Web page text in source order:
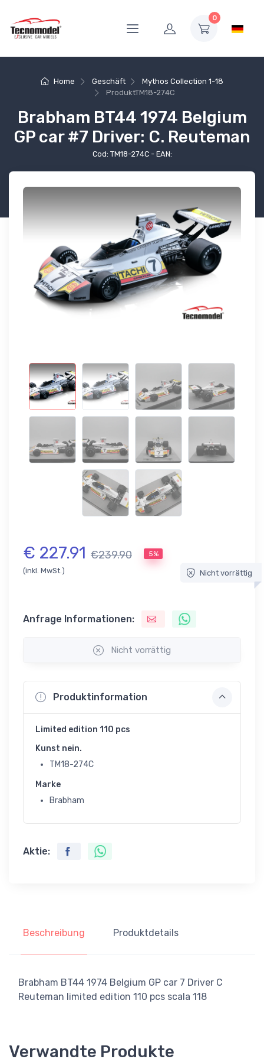
0
Home Geschäft
Mythos Collection 1-18
ProduktTM18-274C
Brabham BT44 1974 Belgium
GP car #7 Driver: C. Reuteman
Cod: TM18-274C - EAN:
€ 227.91 €239.90 5%
(inkl. MwSt.) Nicht vorrättig
Anfrage Informationen:
Nicht vorrättig
Produktinformation
Limited edition 110 pcs
Kunst nein.
TM18-274C
Marke
Brabham
Aktie:
Beschreibung Produktdetails
Brabham BT44 1974 Belgium GP car 7 Driver C
Reuteman limited edition 110 pcs scala 118
Verwandte Produkte